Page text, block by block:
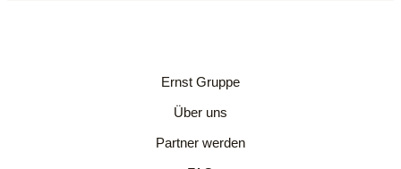
Ernst Gruppe
Über uns
Partner werden